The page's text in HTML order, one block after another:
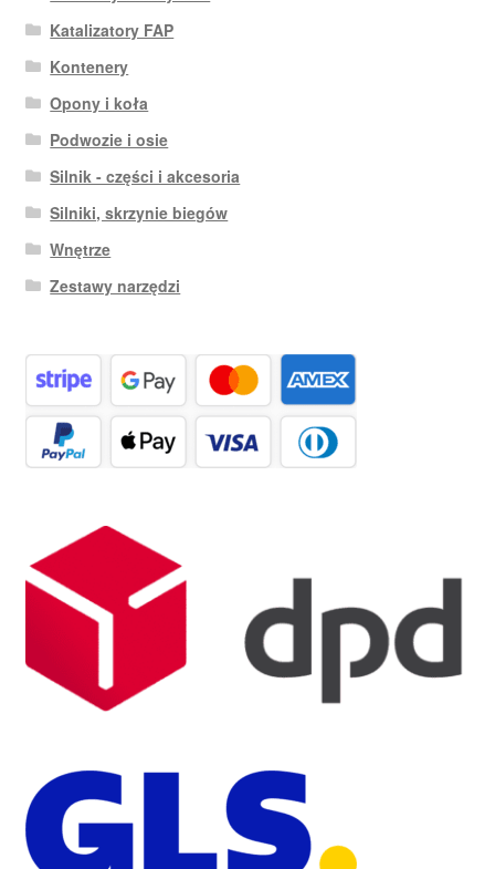
Katalizatory FAP
Kontenery
Opony i koła
Podwozie i osie
Silnik - części i akcesoria
Silniki, skrzynie biegów
Wnętrze
Zestawy narzędzi